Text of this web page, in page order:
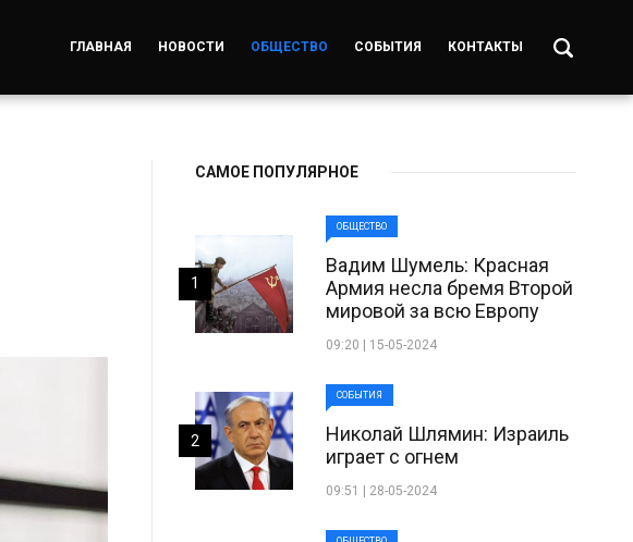
ГЛАВНАЯ НОВОСТИ ОБЩЕСТВО СОБЫТИЯ КОНТАКТЫ
САМОЕ ПОПУЛЯРНОЕ
ОБЩЕСТВО
Вадим Шумель: Красная
Армия несла бремя Второй
мировой за всю Европу
09:20 | 15-05-2024
1
СОБЫТИЯ
Николай Шлямин: Израиль
играет с огнем
09:51 | 28-05-2024
2